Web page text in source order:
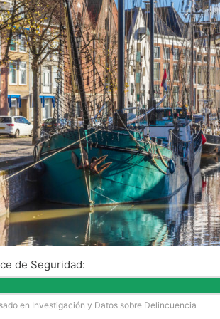
de Seguridad:
en Investigación y Datos sobre Delincuencia